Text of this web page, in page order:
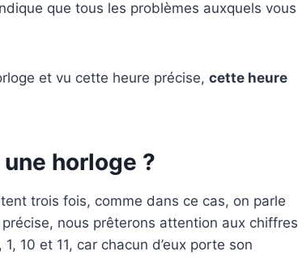
que tous les problèmes auxquels vous
et vu cette heure précise, cette heure
horloge ?
trois fois, comme dans ce cas, on parle
nous prêterons attention aux chiffres
10 et 11, car chacun d’eux porte son